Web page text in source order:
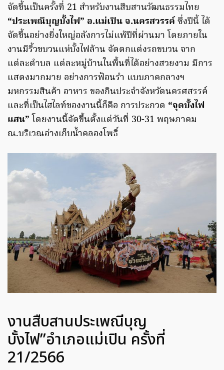
จัดขึ้นเป็นครั้งที่ 21 สำหรับงานสืบสานวัฒนธรรมไทย
“ประเพณีบุญบั้งไฟ” อ.แม่เปิน จ.นครสวรรค์ซึ่งปีนี้ ได้
จัดขึ้นอย่างยิ่งใหญ่อลังการไม่แพ้ปีที่ผ่านมา โดยภายใน
งานมีริ้วขบวนแห่บั้งไฟล้าน จัดตกแต่งรถขบวน จาก
แต่ละตำบล แต่ละหมู่บ้านในพื้นที่ได้อย่างสวยงาม มีการ
แสดงมากมาย อย่างการฟ้อนรำ แบบภาคกลางฯ
มหกรรมสินค้า อาหาร ของกินประจำจังหวัดนครศสรรค์
และที่เป็นไฮไลท์ของงานนี้ก็คือ การประกวด “จุดบั้งไฟ
แสน” โดยงานนี้จัดขึ้นตั้งแต่วันที่ 30-31 พฤษภาคม
ณ.บริเวณอ่างเก็บน้ำคลองโพธิ์
งานสืบสานประเพณีบุญ
บั้งไฟ”อำเภอแม่เปิน ครั้งที่
21/2566